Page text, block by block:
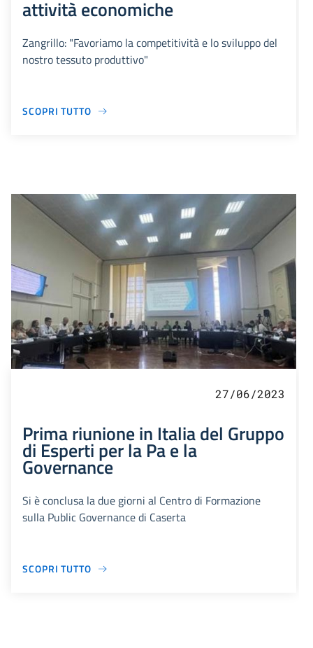
attività economiche
Zangrillo: "Favoriamo la competitività e lo sviluppo del
nostro tessuto produttivo"
SCOPRI TUTTO
27/06/2023
Prima riunione in Italia del Gruppo
di Esperti per la Pa e la
Governance
Si è conclusa la due giorni al Centro di Formazione
sulla Public Governance di Caserta
SCOPRI TUTTO